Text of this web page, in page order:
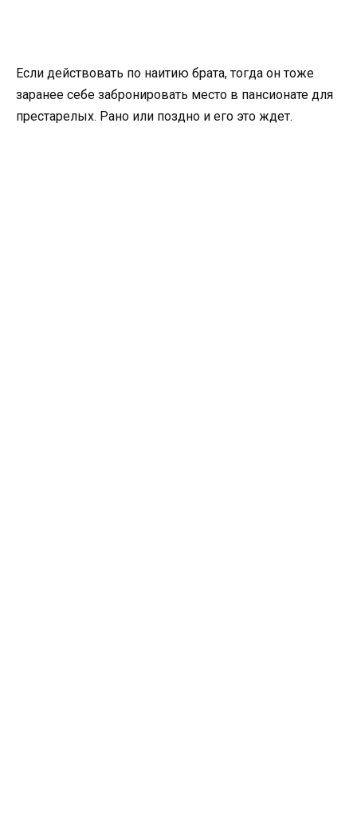
Если действовать по наитию брата, тогда он тоже
заранее себе забронировать место в пансионате для
престарелых. Рано или поздно и его это ждет.